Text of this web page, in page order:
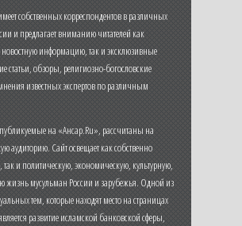
собственных корреспондентов в различных
и предлагает вниманию читателей как
информацию, так и эксклюзивные
статьи, обзоры, религиозно-богословские
известных экспертов по различным
на «Ансар.Ru», рассчитаны на
аудиторию. Сайт освещает как собственно
так и политическую, экономическую, культурную,
жизнь мусульман России и зарубежья. Одной из
тем, которые находят место на страницах
развитие исламской банковской сферы,